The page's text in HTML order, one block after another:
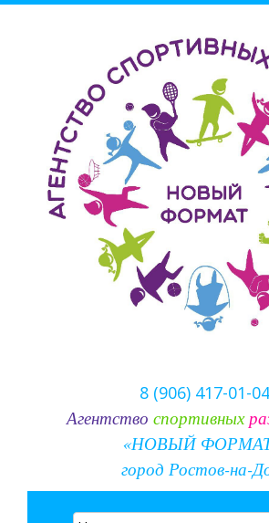
8 (906) 417-01-04
Агентство спортивных
«НОВЫЙ
город Ростов-на-